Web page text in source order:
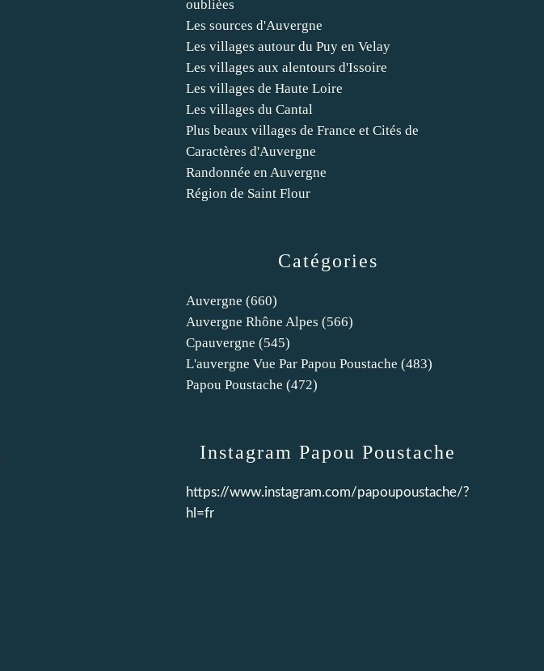
Catégories
Auvergne (660)
Auvergne Rhône Alpes (566)
Cpauvergne (545)
L'auvergne Vue Par Papou Poustache (483)
Papou Poustache (472)
oublièes
Les sources d'Auvergne
Les villages autour du Puy en Velay
Les villages aux alentours d'Issoire
Les villages de Haute Loire
Les villages du Cantal
Plus beaux villages de France et Cités de
Caractères d'Auvergne
Randonnée en Auvergne
Région de Saint Flour
Instagram Papou Poustache
https://www.instagram.com/papoupoustache/?
hl=fr